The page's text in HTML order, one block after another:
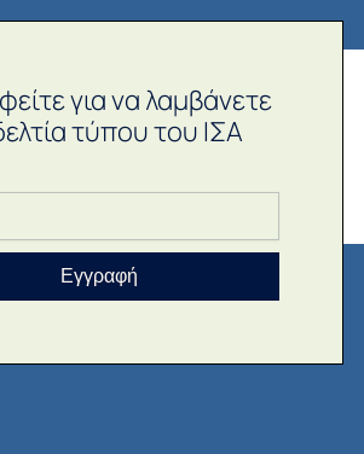
για να λαμβάνετε
τύπου του ΙΣΑ
Εγγραφή